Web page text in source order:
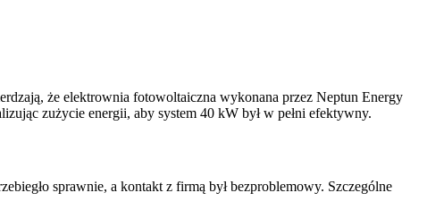
że elektrownia fotowoltaiczna wykonana przez Neptun Energy
zużycie energii, aby system 40 kW był w pełni efektywny.
sprawnie, a kontakt z firmą był bezproblemowy. Szczególne